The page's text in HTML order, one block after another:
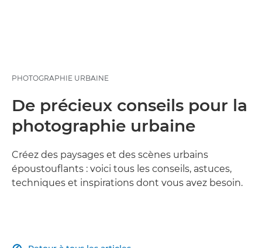
PHOTOGRAPHIE URBAINE
De précieux conseils pour la
photographie urbaine
Créez des paysages et des scènes urbains
époustouflants : voici tous les conseils, astuces,
techniques et inspirations dont vous avez besoin.